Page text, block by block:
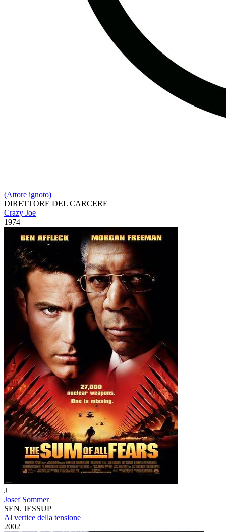
(Attore ignoto)
DIRETTORE DEL CARCERE
Crazy Joe
1974
J
Josef Sommer
SEN. JESSUP
Al vertice della tensione
2002